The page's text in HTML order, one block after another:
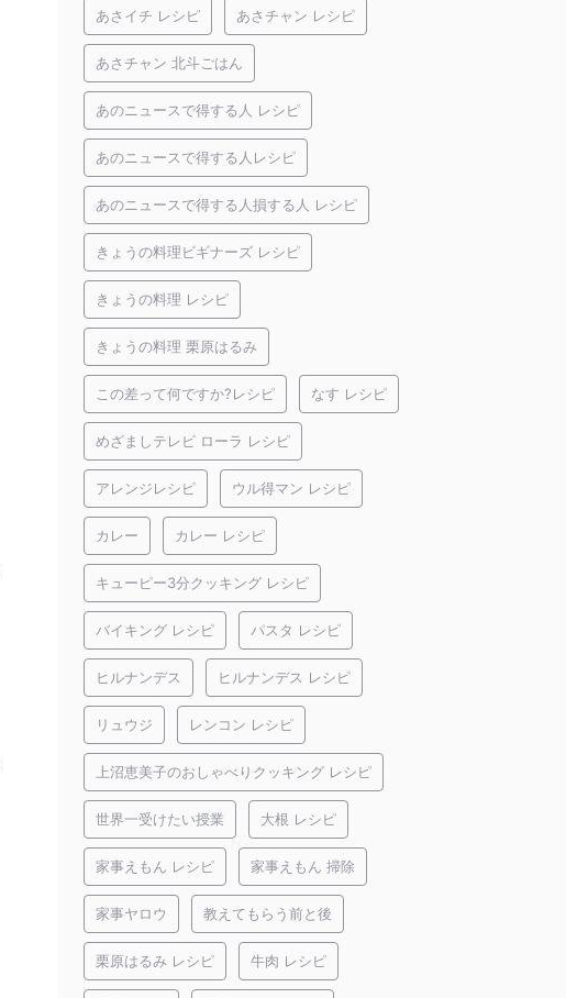
あさイチ レシピ あさチャン レシピ
あさチャン 北斗ごはん
あのニュースで得する人 レシピ
あのニュースで得する人レシピ
あのニュースで得する人損する人 レシピ
きょうの料理ビギナーズ レシピ
きょうの料理 レシピ
きょうの料理 栗原はるみ
この差って何ですか?レシピ なす レシピ
めざましテレビ ローラ レシピ
アレンジレシピ ウル得マン レシピ
カレー カレー レシピ
キューピー3分クッキング レシピ
バイキング レシピ パスタ レシピ
ヒルナンデス ヒルナンデス レシピ
リュウジ レンコン レシピ
上沼恵美子のおしゃべりクッキング レシピ
世界一受けたい授業 大根 レシピ
家事えもん レシピ 家事えもん 掃除
家事ヤロウ 教えてもらう前と後
栗原はるみ レシピ 牛肉 レシピ